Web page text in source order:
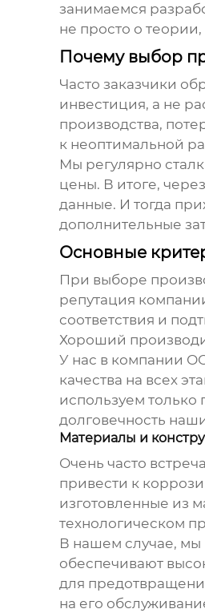
занимаемся
не просто о
Почему выбор
Часто заказчики
инвестиция, а не
производства,
к неоптимальной
Мы регулярно
цены. В итоге,
данные. И тогда
дополнительные
Основные
При выборе
репутация
соответствия и
Хороший
У нас в компании
качества на всех
используем
долговечность
Материалы и
Очень часто
привести к
изготовленные из
технологическом
В нашем случае,
обеспечивают
для
на его